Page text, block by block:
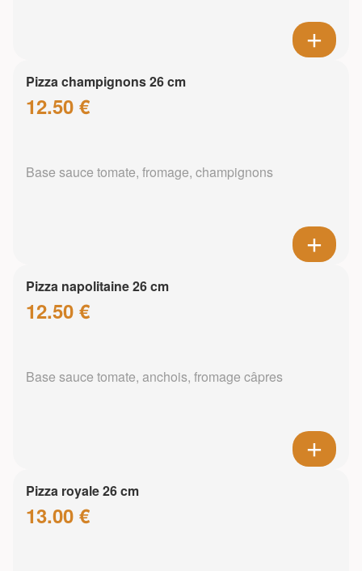
Pizza champignons 26 cm
12.50 €
Base sauce tomate, fromage, champignons
Pizza napolitaine 26 cm
12.50 €
Base sauce tomate, anchois, fromage câpres
Pizza royale 26 cm
13.00 €